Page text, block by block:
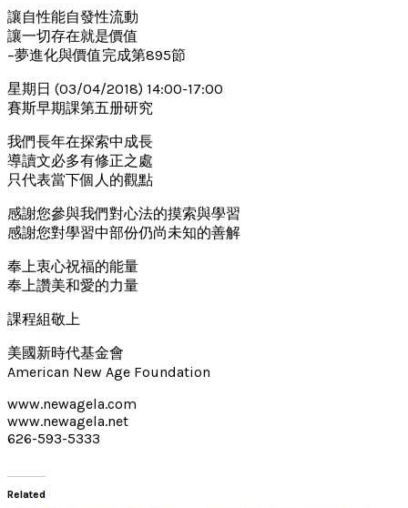
讓自性能自發性流動
讓一切存在就是價值
–夢進化與價值完成第895節
星期日 (03/04/2018) 14:00-17:00
賽斯早期課第五册研究
我們長年在探索中成長
導讀文必多有修正之處
只代表當下個人的觀點
感謝您參與我們對心法的摸索與學習
感謝您對學習中部份仍尚未知的善解
奉上衷心祝福的能量
奉上讚美和愛的力量
課程組敬上
美國新時代基金會
American New Age Foundation
www.newagela.com
www.newagela.net
626-593-5333
Related